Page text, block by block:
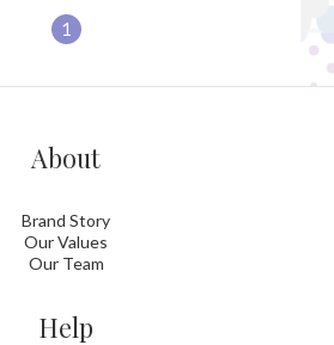
1
About
Brand Story
Our Values
Our Team
Help